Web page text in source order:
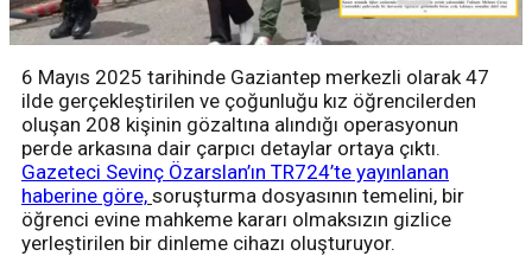
6 Mayıs 2025 tarihinde Gaziantep merkezli olarak 47
ilde gerçekleştirilen ve çoğunluğu kız öğrencilerden
oluşan 208 kişinin gözaltına alındığı operasyonun
perde arkasına dair çarpıcı detaylar ortaya çıktı.
Gazeteci Sevinç Özarslan’ın TR724’te yayınlanan
haberine göre, soruşturma dosyasının temelini, bir
öğrenci evine mahkeme kararı olmaksızın gizlice
yerleştirilen bir dinleme cihazı oluşturuyor.